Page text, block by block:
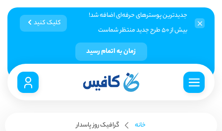
جدیدترین پوسترهای حرفه‌ای اضافه شد!
بیش از ۵۰ طرح جدید منتظر شماست
کلیک کنید
زمان به اتمام رسید
خانه گرافیک روز پاسدار